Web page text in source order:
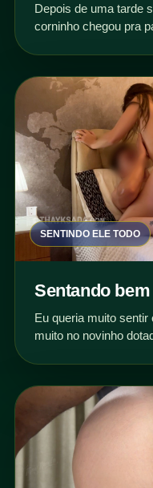
Depois de uma tarde
corninho chegou pra
SENTINDO ELE TODO
Sentando
Eu queria muito
muito no novinho